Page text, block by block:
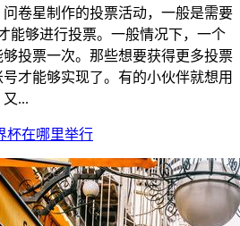
卷星制作的投票活动，一般是需要
能够进行投票。一般情况下，一个
投票一次。那些想要获得更多投票
才能够实现了。有的小伙伴就想用
...
杯在哪里举行